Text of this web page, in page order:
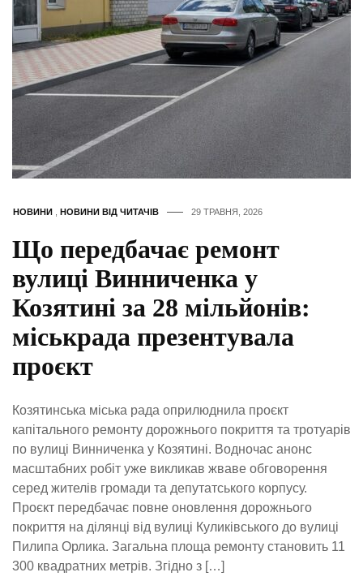
НОВИНИ НОВИНИ ВІД ЧИТАЧІВ 29 ТРАВНЯ, 2026
Що передбачає ремонт
вулиці Винниченка у
Козятині за 28 мільйонів:
міськрада презентувала
проєкт
Козятинська міська рада оприлюднила проєкт
капітального ремонту дорожнього покриття та тротуарів
по вулиці Винниченка у Козятині. Водночас анонс
масштабних робіт уже викликав жваве обговорення
серед жителів громади та депутатського корпусу.
Проєкт передбачає повне оновлення дорожнього
покриття на ділянці від вулиці Куликівського до вулиці
Пилипа Орлика. Загальна площа ремонту становить 11
300 квадратних метрів. Згідно з […]